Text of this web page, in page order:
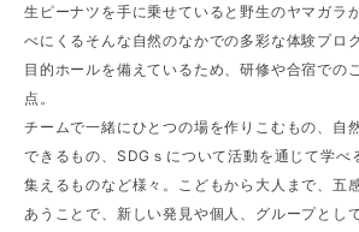
生ピーナツを手に乗せていると野生のヤマガラ
べにくるそんな自然のなかでの多彩な体験プロ
目的ホールを備えているため、研修や合宿での
点。
チームで一緒にひとつの場を作りこむもの、自
できるもの、SDGｓについて活動を通じて学べ
集えるものなど様々。こどもから大人まで、五
あうことで、新しい発見や個人、グループとし